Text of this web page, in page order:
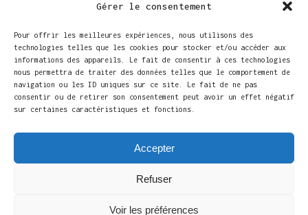
Gérer le consentement
Pour offrir les meilleures expériences, nous utilisons des
technologies telles que les cookies pour stocker et/ou accéder aux
informations des appareils. Le fait de consentir à ces technologies
nous permettra de traiter des données telles que le comportement de
navigation ou les ID uniques sur ce site. Le fait de ne pas
consentir ou de retirer son consentement peut avoir un effet négatif
sur certaines caractéristiques et fonctions.
Accepter
Refuser
Voir les préférences
LIEU
Parc des Expositions, 1 B
Belgique + Google Map